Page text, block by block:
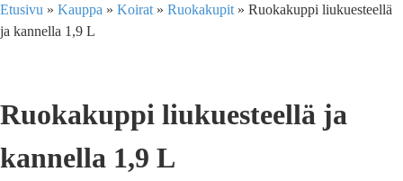
Etusivu » Kauppa » Koirat » Ruokakupit » Ruokakuppi liukuesteellä
ja kannella 1,9 L
Ruokakuppi liukuesteellä ja
kannella 1,9 L